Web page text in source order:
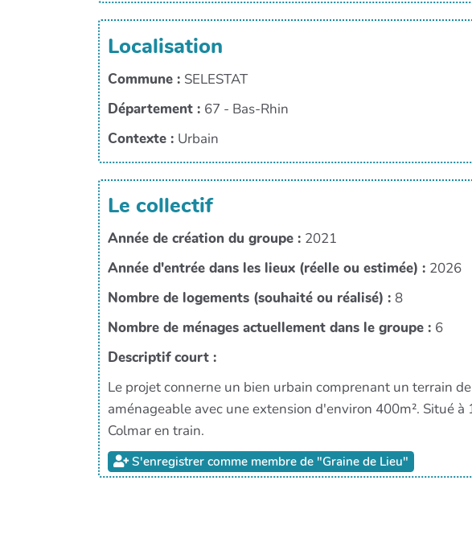
Localisation
Commune : SELESTAT
Département : 67 - Bas-Rhin
Contexte : Urbain
Le collectif
Année de création du groupe : 2021
Année d'entrée dans les lieux (réelle ou estimée) : 2026
Nombre de logements (souhaité ou réalisé) : 8
Nombre de ménages actuellement dans le groupe : 6
Descriptif court :
Le projet connerne un bien urbain comprenant un terrain
aménageable avec une extension d'environ 400m². Situé
Colmar en train.
S'enregistrer comme membre de "Graine de Lieu"